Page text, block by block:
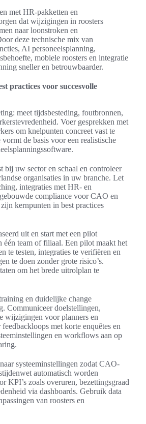
met HR-pakketten en
dat wijzigingen in roosters
naar loonstroken en
deze technische mix van
AI personeelsplanning,
mobiele roosters en integratie
sneller en betrouwbaarder.
practices voor succesvolle
meet tijdsbesteding, foutbronnen,
Voer gesprekken met
om knelpunten concreet vast te
de basis voor een realistische
bij uw sector en schaal en controleer
organisaties in uw branche. Let
integraties met HR- en
compliance voor CAO en
kernpunten in best practices
uit en start met een pilot
één team of filiaal. Een pilot maakt het
te testen, integraties te verifiëren en
te doen zonder grote risico’s.
om het brede uitrolplan te
en duidelijke change
Communiceer doelstellingen,
wijzigingen voor planners en
met korte enquêtes en
en workflows aan op
systeeminstellingen zodat CAO-
automatisch worden
KPI’s zoals overuren, bezettingsgraad
via dashboards. Gebruik data
van roosters en